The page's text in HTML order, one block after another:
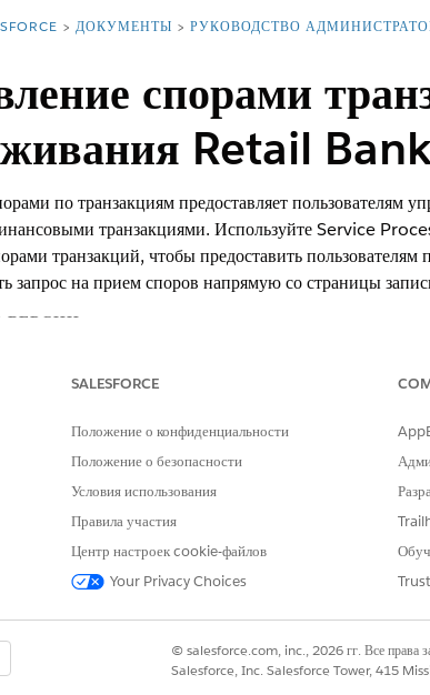
ДОКУМЕНТЫ РУКОВОДСТВО
спорами
Retail
по транзакциям предоставляет пользователям
транзакциями. Используйте Service
транзакций, чтобы предоставить
запрос на прием споров напрямую со страницы
ВЕРСИИ
Lightning Experience
на спор по транзакции
спорами транзакций в качестве процесса
ВАШУ ПРОБЛЕМУ?
чтобы мы могли стать лучше!
SALESFORCE
Положение о конфиденциальности
Положение о безопасности
Условия использования
Правила участия
Центр настроек cookie-файлов
Your Privacy Choices
Trust
© salesforce.com, inc., 2026 гг. Все права
Salesforce, Inc. Salesforce Tower, 415